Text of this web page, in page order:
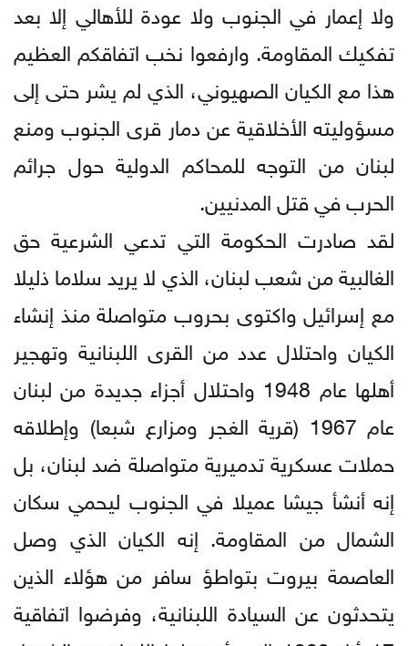
ولا إعمار في الجنوب ولا عودة للأهالي إلا بعد
تفكيك المقاومة. وارفعوا نخب اتفاقكم العظيم
هذا مع الكيان الصهيوني، الذي لم يشر حتى إلى
مسؤوليته الأخلاقية عن دمار قرى الجنوب ومنع
لبنان من التوجه للمحاكم الدولية حول جرائم
الحرب في قتل المدنيين.
لقد صادرت الحكومة التي تدعي الشرعية حق
الغالبية من شعب لبنان، الذي لا يريد سلاما ذليلا
مع إسرائيل واكتوى بحروب متواصلة منذ إنشاء
الكيان واحتلال عدد من القرى اللبنانية وتهجير
أهلها عام 1948 واحتلال أجزاء جديدة من لبنان
عام 1967 (قرية الغجر ومزارع شبعا) وإطلاقه
حملات عسكرية تدميرية متواصلة ضد لبنان، بل
إنه أنشأ جيشا عميلا في الجنوب ليحمي سكان
الشمال من المقاومة. إنه الكيان الذي وصل
العاصمة بيروت بتواطؤ سافر من هؤلاء الذين
يتحدثون عن السيادة اللبنانية، وفرضوا اتفاقية